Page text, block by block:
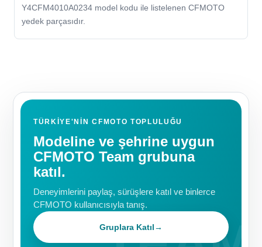
Y4CFM4010A0234 model kodu ile listelenen CFMOTO
yedek parçasıdır.
TÜRKIYE'NIN CFMOTO TOPLULUĞU
Modeline ve şehrine uygun
CFMOTO Team grubuna
katıl.
Deneyimlerini paylaş, sürüşlere katıl ve binlerce
CFMOTO kullanıcısıyla tanış.
Gruplara Katıl→